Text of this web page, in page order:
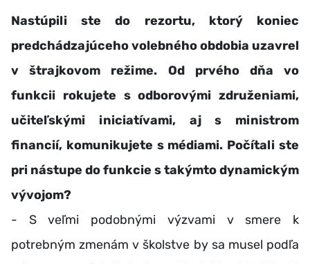
Nastúpili ste do rezortu, ktorý koniec
predchádzajúceho volebného obdobia uzavrel
v štrajkovom režime. Od prvého dňa vo
funkcii rokujete s odborovými združeniami,
učiteľskými iniciatívami, aj s ministrom
financií, komunikujete s médiami. Počítali ste
pri nástupe do funkcie s takýmto dynamickým
vývojom?
- S veľmi podobnými výzvami v smere k
potrebným zmenám v školstve by sa musel podľa